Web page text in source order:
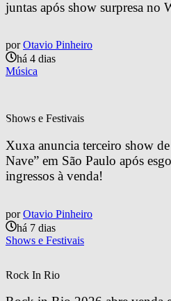
juntas após show surpresa no
por Otavio Pinheiro
há 4 dias
Música
Shows e Festivais
Xuxa anuncia terceiro show
Nave” em São Paulo após
ingressos à venda!
por Otavio Pinheiro
há 7 dias
Shows e Festivais
Rock In Rio